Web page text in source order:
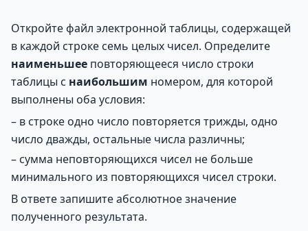
Откройте файл электронной таблицы, содержащей
в каждой строке семь целых чисел. Определите
наименьшее повторяющееся число строки
таблицы с наибольшим номером, для которой
выполнены оба условия:
– в строке одно число повторяется трижды, одно
число дважды, остальные числа различны;
– сумма неповторяющихся чисел не больше
минимального из повторяющихся чисел строки.
В ответе запишите абсолютное значение
полученного результата.